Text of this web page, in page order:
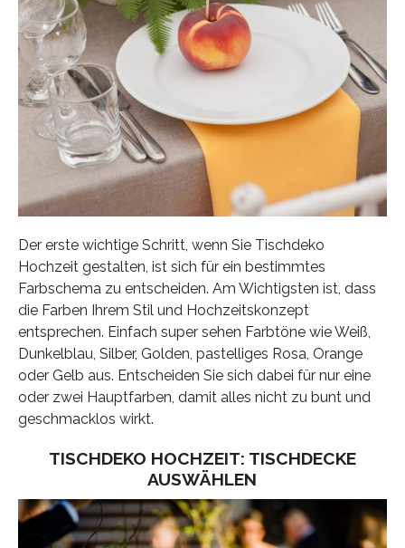
Der erste wichtige Schritt, wenn Sie Tischdeko
Hochzeit gestalten, ist sich für ein bestimmtes
Farbschema zu entscheiden. Am Wichtigsten ist, dass
die Farben Ihrem Stil und Hochzeitskonzept
entsprechen. Einfach super sehen Farbtöne wie Weiß,
Dunkelblau, Silber, Golden, pastelliges Rosa, Orange
oder Gelb aus. Entscheiden Sie sich dabei für nur eine
oder zwei Hauptfarben, damit alles nicht zu bunt und
geschmacklos wirkt.
TISCHDEKO HOCHZEIT: TISCHDECKE
AUSWÄHLEN